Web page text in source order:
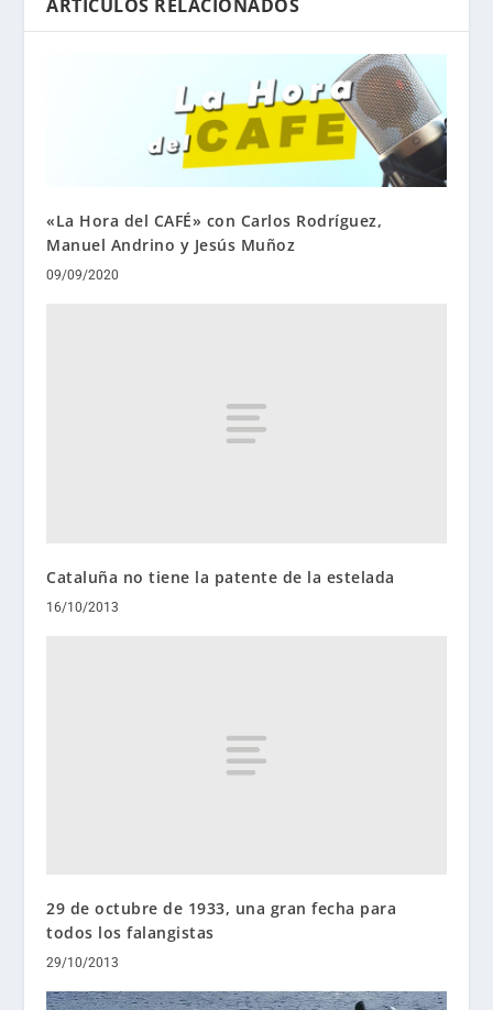
ARTÍCULOS RELACIONADOS
«La Hora del CAFÉ» con Carlos Rodríguez,
Manuel Andrino y Jesús Muñoz
09/09/2020
Cataluña no tiene la patente de la estelada
16/10/2013
29 de octubre de 1933, una gran fecha para
todos los falangistas
29/10/2013